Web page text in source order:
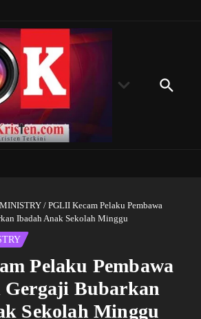
/ PGLII Kecam Pelaku Pembawa
Ibadah Anak Sekolah Minggu
Pelaku Pembawa
Gergaji Bubarkan
Sekolah Minggu